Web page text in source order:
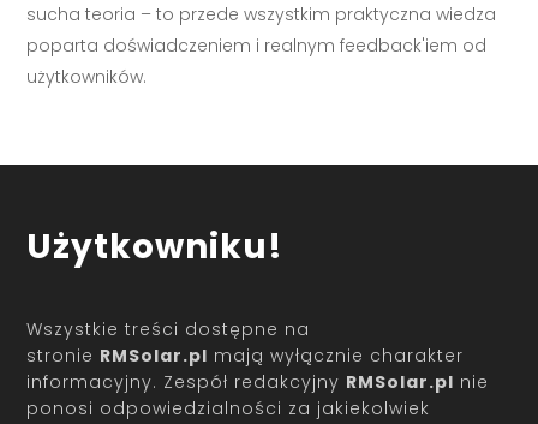
sucha teoria – to przede wszystkim praktyczna wiedza
poparta doświadczeniem i realnym feedback'iem od
użytkowników.
Użytkowniku!
Wszystkie treści dostępne na
stronie RMSolar.pl mają wyłącznie charakter
informacyjny. Zespół redakcyjny RMSolar.pl nie
ponosi odpowiedzialności za jakiekolwiek